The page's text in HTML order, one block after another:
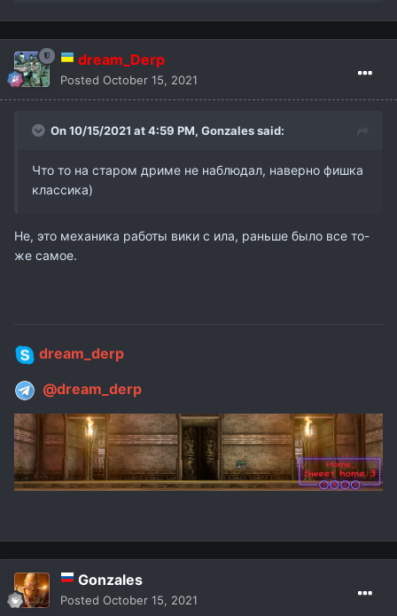
dream_Derp
Posted October 15, 2021
On 10/15/2021 at 4:59 PM, Gonzalessaid:
Что то на старом дриме не наблюдал, наверно фишка
классика)
Не, это механика работы вики с ила, раньше было все то-
же самое.
dream_derp
@dream_derp
Gonzales
Posted October 15, 2021